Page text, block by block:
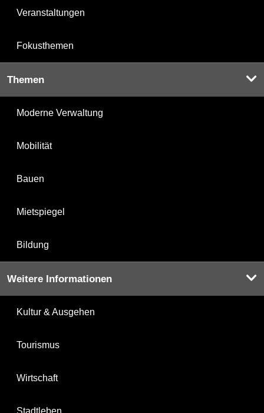
Veranstaltungen
Fokusthemen
Themen
Moderne Verwaltung
Mobilität
Bauen
Mietspiegel
Bildung
Weitere Informationen
Kultur & Ausgehen
Tourismus
Wirtschaft